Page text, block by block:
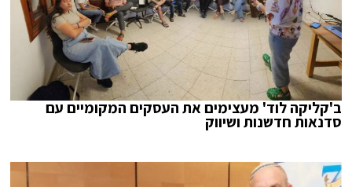
ב'קליקה לוד' מעצימים את העסקים המקומיים עם
סדנאות חדשנות ושיווק